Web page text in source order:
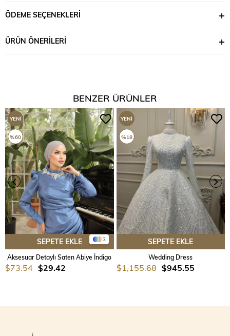
ÖDEME SEÇENEKLERI
ÜRÜN ÖNERILERI
BENZER ÜRÜNLER
3
SEPETE EKLE
Aksesuar Detaylı Saten Abiye İndigo
$29.42
$73.54
YENI
ÜRÜN
%60
SEPETE EKLE
Wedding Dress
$945.55
$1,155.68
YENI
ÜRÜN
%18